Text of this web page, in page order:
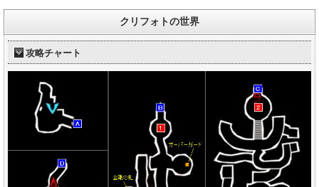
クリフォトの世界
攻略チャート